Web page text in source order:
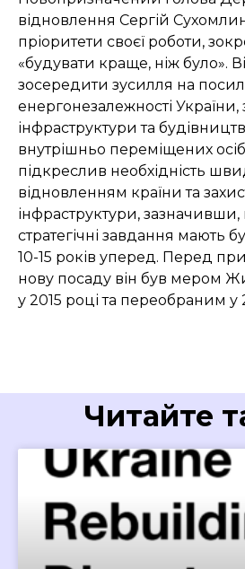
відновлення Сергій
пріоритети своєї роботи,
«будувати краще, ніж було».
зосередити зусилля на
енергонезалежності України,
інфраструктури та
внутрішньо переміщених
підкреслив необхідність
відновленням країни та
інфраструктури,
стратегічні завдання мають
10-15 років уперед. Перед
нову посаду він був мером
у 2015 році та переобраним у
Читайте